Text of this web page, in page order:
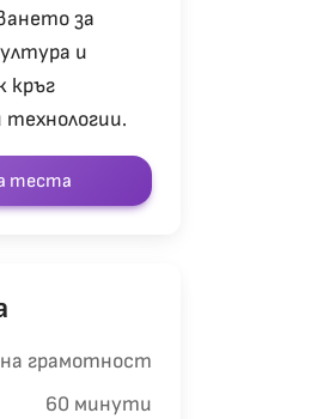
за
и
кръг
теста
грамотност
60 минути